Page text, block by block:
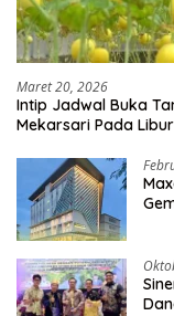
Maret 20, 2026
Intip Jadwal Buka
Mekarsari Pada